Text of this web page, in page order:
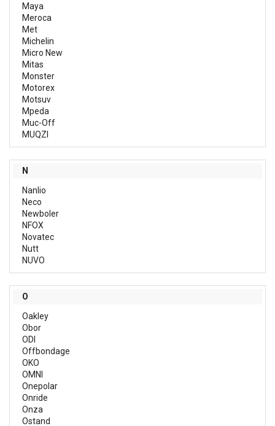
Maya
Meroca
Met
Michelin
Micro New
Mitas
Monster
Motorex
Motsuv
Mpeda
Muc-Off
MUQZI
N
Nanlio
Neco
Newboler
NFOX
Novatec
Nutt
NUVO
O
Oakley
Obor
ODI
Offbondage
OKO
OMNI
Onepolar
Onride
Onza
Ostand